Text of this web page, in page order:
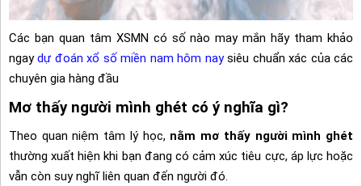
Các bạn quan tâm XSMN có số nào may mắn hãy tham khảo
ngaydự đoán xổ số miền nam hôm naysiêu chuẩn xác của các
chuyên gia hàng đầu
Mơ thấy người mình ghét có ý nghĩa gì?
Theo quan niệm tâm lý học, nằm mơ thấy người mình ghét
thường xuất hiện khi bạn đang có cảm xúc tiêu cực, áp lực hoặc
vẫn còn suy nghĩ liên quan đến người đó.